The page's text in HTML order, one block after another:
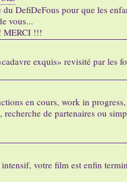
DefiDeFous pour que les
vous...
MERCI !!!
exquis» revisité par les
en cours, work in
de partenaires ou
votre film est enfin